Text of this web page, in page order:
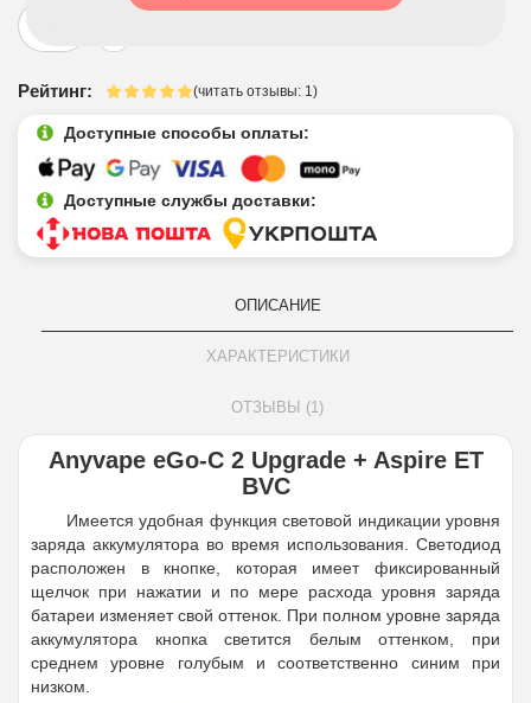
Рейтинг: (читать отзывы: 1)
Доступные способы оплаты:
Доступные службы доставки:
ОПИСАНИЕ
ХАРАКТЕРИСТИКИ
ОТЗЫВЫ (1)
Anyvape eGo-C 2 Upgrade + Aspire ET
BVC
Имеется удобная функция световой индикации уровня
заряда аккумулятора во время использования. Светодиод
расположен в кнопке, которая имеет фиксированный
щелчок при нажатии и по мере расхода уровня заряда
батареи изменяет свой оттенок. При полном уровне заряда
аккумулятора кнопка светится белым оттенком, при
среднем уровне голубым и соответственно синим при
низком.